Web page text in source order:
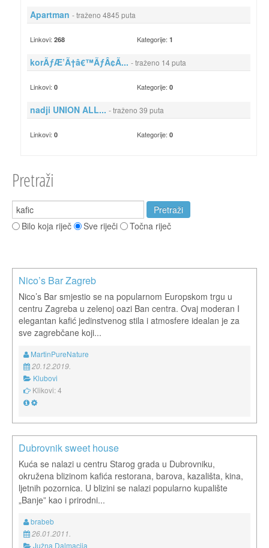
Apartman - traženo 4845 puta
Linkovi: 268 Kategorije:1
korÃƒÆ’Ã†â€™ÃƒÂ¢Ã... - traženo 14 puta
Linkovi: 0 Kategorije:0
nadji UNION ALL... - traženo 39 puta
Linkovi: 0 Kategorije:0
Pretraži
Bilo koja riječ Sve riječi Točna riječ
Nico’s Bar Zagreb
Nico’s Bar smjestio se na popularnom Europskom trgu u
centru Zagreba u zelenoj oazi Ban centra. Ovaj moderan I
elegantan kafić jedinstvenog stila i atmosfere idealan je za
sve zagrebčane koji...
MartinPureNature
20.12.2019.
Klubovi
Klikovi: 4
Dubrovnik sweet house
Kuća se nalazi u centru Starog grada u Dubrovniku,
okružena blizinom kafića restorana, barova, kazališta, kina,
ljetnih pozornica. U blizini se nalazi popularno kupalište
„Banje” kao i prirodni...
brabeb
26.01.2011.
Južna Dalmacija